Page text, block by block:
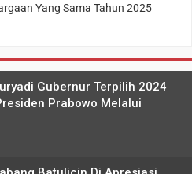
Yang Sama Tahun 2025
Gubernur Terpilih 2024
Prabowo Melalui